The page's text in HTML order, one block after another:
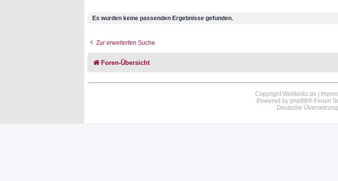
Es wurden keine passenden Ergebnisse gefunden.
Zur erweiterten Suche
Foren-Übersicht
Copyright Webkicks.de |
Powered by phpBB® Forum
Deutsche